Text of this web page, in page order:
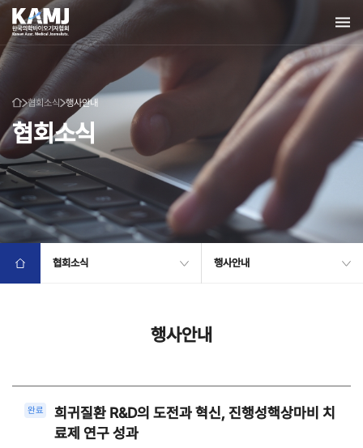
협회소식 행사안내
협회소식
협회소식 행사안내
행사안내
완료
희귀질환 R&D의 도전과 혁신, 진행성핵상마비 치
료제 연구 성과